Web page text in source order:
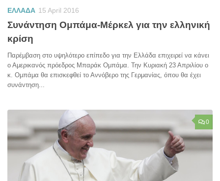
ΕΛΛΑΔΑ 15 April 2016
Συνάντηση Ομπάμα-Μέρκελ για την ελληνική
κρίση
Παρέμβαση στο υψηλότερο επίπεδο για την Ελλάδα επιχειρεί να κάνει
ο Αμερικανός πρόεδρος Μπαράκ Ομπάμα. Την Κυριακή 23 Απριλίου ο
κ. Ομπάμα θα επισκεφθεί το Αννόβερο της Γερμανίας, όπου θα έχει
συνάντηση...
0